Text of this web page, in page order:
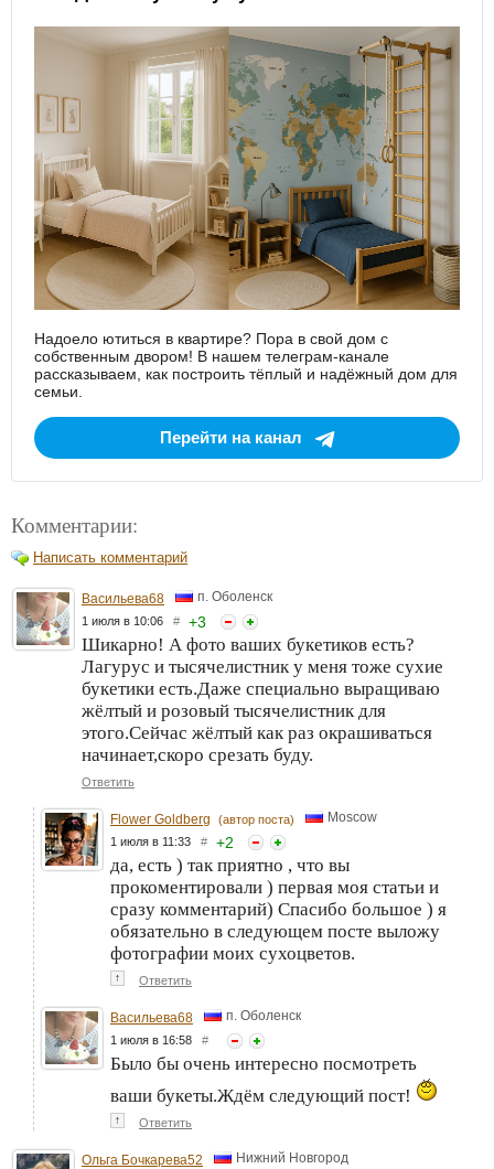
Надоело ютиться в квартире? Пора в свой дом с
собственным двором! В нашем телеграм-канале
рассказываем, как построить тёплый и надёжный дом для
семьи.
Перейти на канал
Комментарии:
Написать комментарий
Васильева68 п. Оболенск
1 июля в 10:06 # +3
Шикарно! А фото ваших букетиков есть?
Лагурус и тысячелистник у меня тоже сухие
букетики есть.Даже специально выращиваю
жёлтый и розовый тысячелистник для
этого.Сейчас жёлтый как раз окрашиваться
начинает,скоро срезать буду.
Ответить
Flower Goldberg (автор поста) Moscow
1 июля в 11:33 # +2
да, есть ) так приятно , что вы
прокоментировали ) первая моя статьи и
сразу комментарий) Спасибо большое ) я
обязательно в следующем посте выложу
фотографии моих сухоцветов.
↑ Ответить
Васильева68 п. Оболенск
1 июля в 16:58 #
Было бы очень интересно посмотреть
ваши букеты.Ждём следующий пост!
↑ Ответить
Ольга Бочкарева52 Нижний Новгород